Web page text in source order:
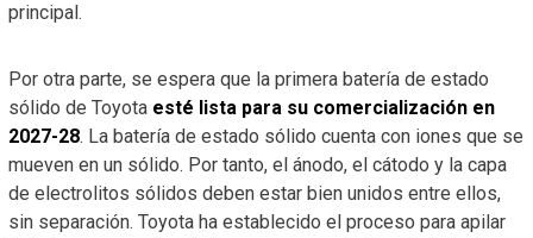
principal.
Por otra parte, se espera que la primera batería de estado
sólido de Toyota esté lista para su comercialización en
2027-28. La batería de estado sólido cuenta con iones que se
mueven en un sólido. Por tanto, el ánodo, el cátodo y la capa
de electrolitos sólidos deben estar bien unidos entre ellos,
sin separación. Toyota ha establecido el proceso para apilar